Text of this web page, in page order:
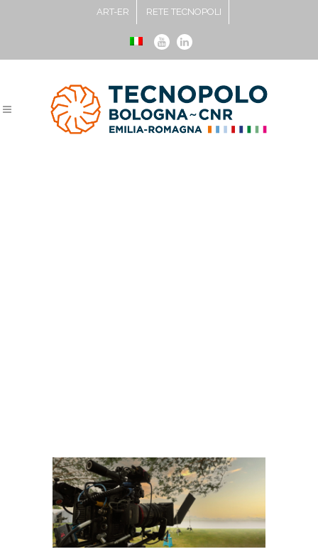
ART-ER RETE TECNOPOLI